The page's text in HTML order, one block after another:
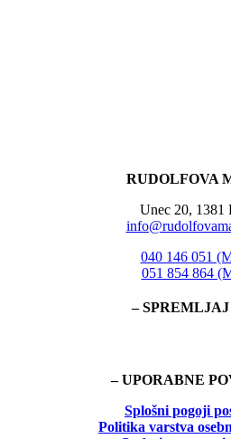
RUDOLFOVA
Unec 20, 1381
040 146 051
051 854 864
– SPREMLJAJ
– UPORABNE
Splošni pogoji
Politika varstva